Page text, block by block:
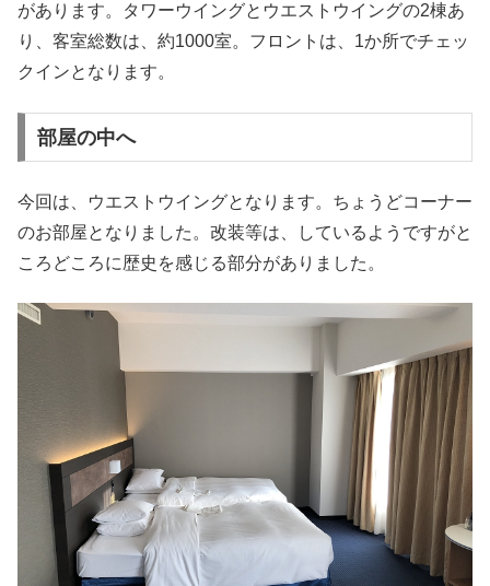
があります。タワーウイングとウエストウイングの2棟あ
り、客室総数は、約1000室。フロントは、1か所でチェッ
クインとなります。
部屋の中へ
今回は、ウエストウイングとなります。ちょうどコーナー
のお部屋となりました。改装等は、しているようですがと
ころどころに歴史を感じる部分がありました。